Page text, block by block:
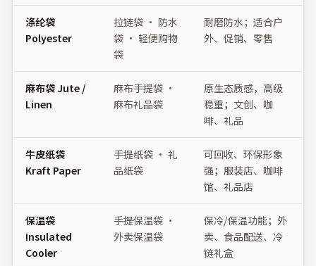
涤纶袋
Polyester
拉链袋 · 防水
袋 · 轻便购物
袋
耐磨防水；适合户
外、促销、零售
麻布袋 Jute /
Linen
麻布手提袋 ·
麻布礼品袋
原生态质感，高级
稳重；文创、咖
啡、礼品
牛皮纸袋
Kraft Paper
手提纸袋 · 礼
品纸袋
可回收、环保形象
强；服装店、咖啡
馆、礼品店
保温袋
Insulated
Cooler
手提保温袋 ·
外卖保温袋
保冷/保温功能；外
卖、食品配送、冷
链礼盒